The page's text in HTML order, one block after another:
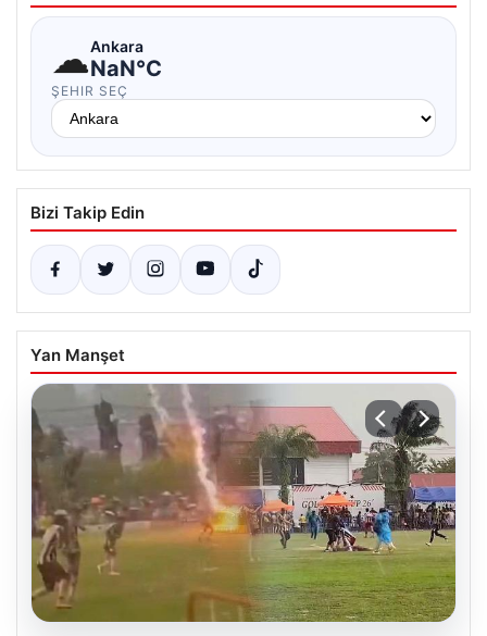
☁Ankara
NaN°C
ŞEHIR SEÇ
Bizi Takip Edin
Yan Manşet